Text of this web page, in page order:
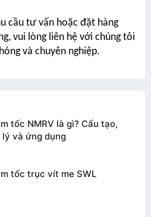
cầu tư vấn hoặc đặt hàng
vui lòng liên hệ với chúng tôi
và chuyên nghiệp.
tốc NMRV là gì? Cấu tạo,
lý và ứng dụng
tốc trục vít me SWL